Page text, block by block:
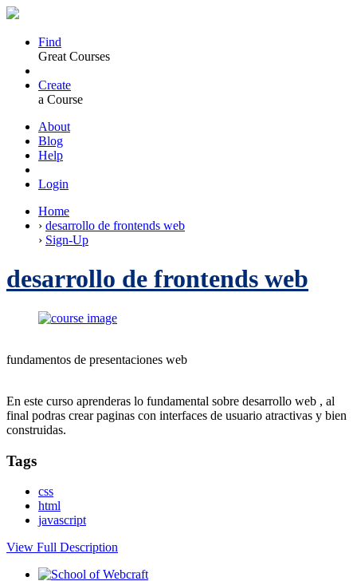
Find
Great Courses
Create
a Course
About
Blog
Help
Login
Home
› desarrollo de frontends web
› Sign-Up
desarrollo de frontends web
fundamentos de presentaciones web
En este curso aprenderas lo fundamental sobre desarrollo web , al
final podras crear paginas con interfaces de usuario atractivas y bien
construidas.
Tags
css
html
javascript
View Full Description